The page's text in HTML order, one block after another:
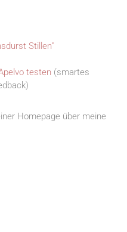
Stillen"
testen (smartes
Homepage über meine